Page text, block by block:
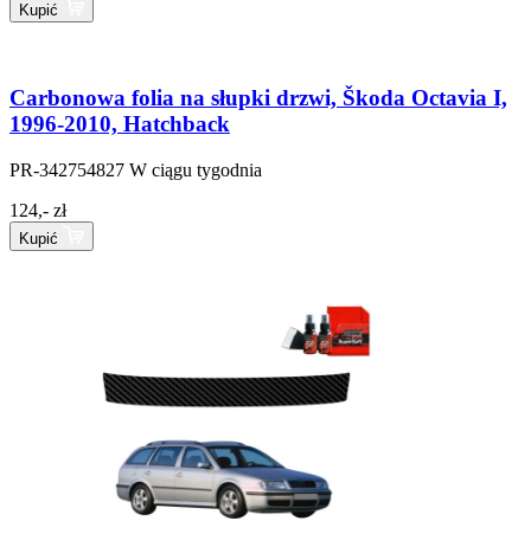
Kupić
Carbonowa folia na słupki drzwi, Škoda Octavia I,
1996-2010, Hatchback
PR-342754827 W ciągu tygodnia
124,- zł
Kupić